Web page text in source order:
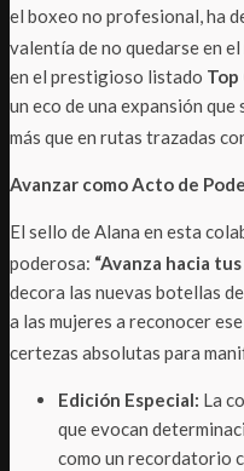
el boxeo no profesional, ha
valentía de no quedarse en
en el prestigioso listado Top
un eco de una expansión
más que en rutas trazadas
Avanzar como Acto de
El sello de Alana en esta
poderosa: “Avanza hacia
decora las nuevas botellas
a las mujeres a reconocer
certezas absolutas para
Edición Especial: La
que evocan
como un recordatorio